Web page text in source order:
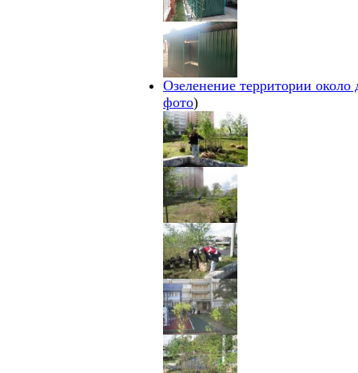
Озеленение территории около
фото)